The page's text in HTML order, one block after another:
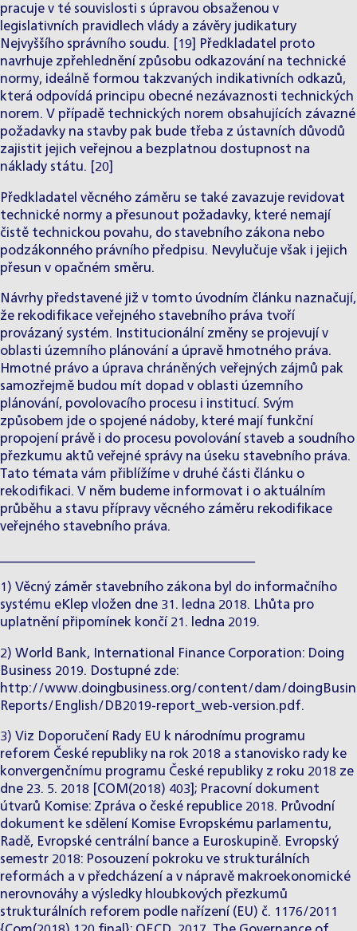
pracuje v té souvislosti s úpravou obsaženou v
legislativních pravidlech vlády a závěry judikatury
Nejvyššího správního soudu. [19] Předkladatel proto
navrhuje zpřehlednění způsobu odkazování na technické
normy, ideálně formou takzvaných indikativních odkazů,
která odpovídá principu obecné nezávaznosti technických
norem. V případě technických norem obsahujících závazné
požadavky na stavby pak bude třeba z ústavních důvodů
zajistit jejich veřejnou a bezplatnou dostupnost na
náklady státu. [20]
Předkladatel věcného záměru se také zavazuje revidovat
technické normy a přesunout požadavky, které nemají
čistě technickou povahu, do stavebního zákona nebo
podzákonného právního předpisu. Nevylučuje však i jejich
přesun v opačném směru.
Návrhy představené již v tomto úvodním článku naznačují,
že rekodifikace veřejného stavebního práva tvoří
provázaný systém. Institucionální změny se projevují v
oblasti územního plánování a úpravě hmotného práva.
Hmotné právo a úprava chráněných veřejných zájmů pak
samozřejmě budou mít dopad v oblasti územního
plánování, povolovacího procesu i institucí. Svým
způsobem jde o spojené nádoby, které mají funkční
propojení právě i do procesu povolování staveb a soudního
přezkumu aktů veřejné správy na úseku stavebního práva.
Tato témata vám přiblížíme v druhé části článku o
rekodifikaci. V něm budeme informovat i o aktuálním
průběhu a stavu přípravy věcného záměru rekodifikace
veřejného stavebního práva.
1) Věcný záměr stavebního zákona byl do informačního
systému eKlep vložen dne 31. ledna 2018. Lhůta pro
uplatnění připomínek končí 21. ledna 2019.
2) World Bank, International Finance Corporation: Doing
Business 2019. Dostupné zde:
http://www.doingbusiness.org/content/dam/
Reports/English/DB2019-report_web-version.pdf.
3) Viz Doporučení Rady EU k národnímu programu
reforem České republiky na rok 2018 a stanovisko rady ke
konvergenčnímu programu České republiky z roku 2018 ze
dne 23. 5. 2018 [COM(2018) 403]; Pracovní dokument
útvarů Komise: Zpráva o české republice 2018. Průvodní
dokument ke sdělení Komise Evropskému parlamentu,
Radě, Evropské centrální bance a Euroskupině. Evropský
semestr 2018: Posouzení pokroku ve strukturálních
reformách a v předcházení a v nápravě makroekonomické
nerovnováhy a výsledky hloubkových přezkumů
strukturálních reforem podle nařízení (EU) č. 1176/2011